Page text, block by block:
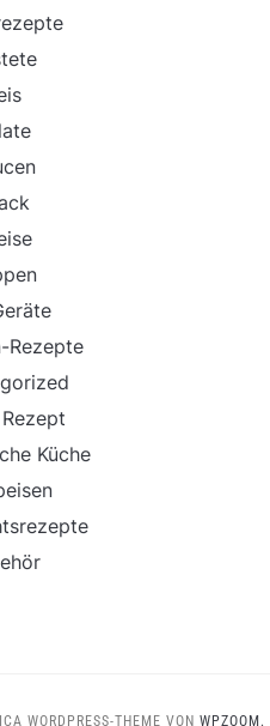
Rezepte
Küche
WORDPRESS-THEME VON WPZOOM.